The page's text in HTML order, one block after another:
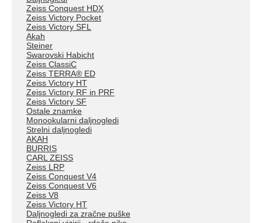
Zeiss Conquest HDX
Zeiss Victory Pocket
Zeiss Victory SFL
Akah
Steiner
Swarovski Habicht
Zeiss ClassiC
Zeiss TERRA® ED
Zeiss Victory HT
Zeiss Victory RF in PRF
Zeiss Victory SF
Ostale znamke
Monookularni daljnogledi
Strelni daljnogledi
AKAH
BURRIS
CARL ZEISS
Zeiss LRP
Zeiss Conquest V4
Zeiss Conquest V6
Zeiss V8
Zeiss Victory HT
Daljnogledi za zračne puške